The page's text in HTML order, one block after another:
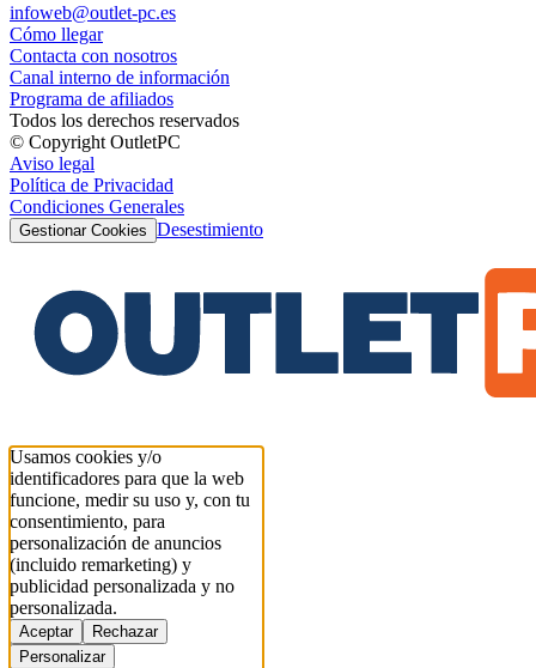
infoweb@outlet-pc.es
Cómo llegar
Contacta con nosotros
Canal interno de información
Programa de afiliados
Todos los derechos reservados
© Copyright OutletPC
Aviso legal
Política de Privacidad
Condiciones Generales
Gestionar Cookies Desestimiento
Usamos cookies y/o
identificadores para que la web
funcione, medir su uso y, con tu
consentimiento, para
personalización de anuncios
(incluido remarketing) y
publicidad personalizada y no
personalizada.
Aceptar
Rechazar
Personalizar